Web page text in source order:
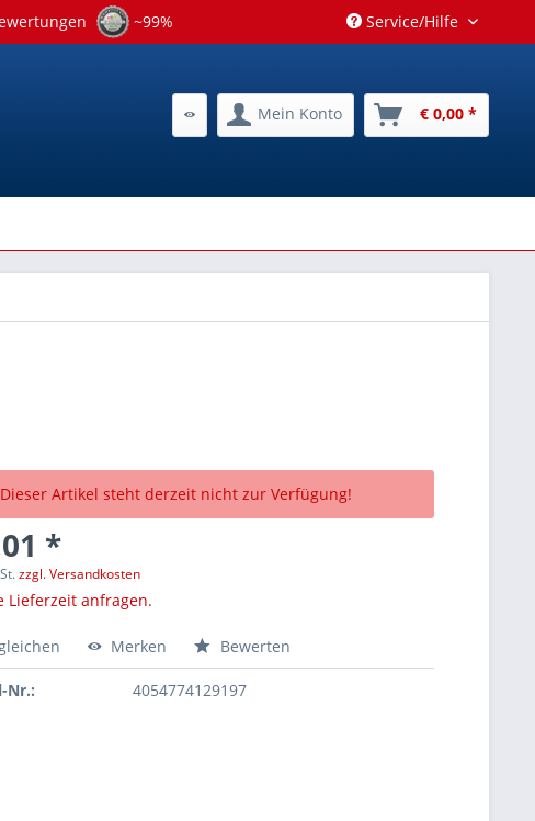
~99% Service/Hilfe
Mein Konto € 0,00 *
Dieser Artikel steht derzeit nicht zur Verfügung!
*
zzgl. Versandkosten
Lieferzeit anfragen.
Merken Bewerten
Nr.: 4054774129197